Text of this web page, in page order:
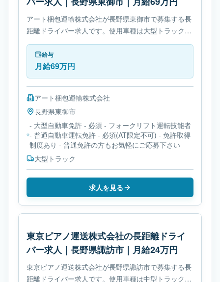
アート梱包運輸株式会社が長野県東御市で募集する長
距離ドライバー求人です。使用車種は大型トラックで
す。勤務時間は- 変形労働時間制です。必要免許は- 大
型自動車免許です。
給与
月給69万円
アート梱包運輸株式会社
長野県東御市
- 大型自動車免許 - 必須 - フォークリフト運転技能者
- 普通自動車運転免許 - 必須(AT限定不可) - 免許取得
制度あり - 普通免許の方もお気軽にご応募下さい
大型トラック
求人を見る
東京ピアノ運送株式会社の長距離ドライ
バー求人｜長野県諏訪市｜月給24万円
東京ピアノ運送株式会社が長野県諏訪市で募集する長
距離ドライバー求人です。使用車種は中型トラックで